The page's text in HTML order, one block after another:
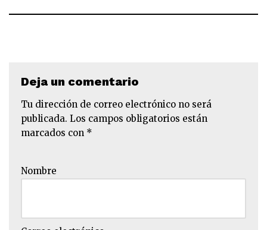
Deja un comentario
Tu dirección de correo electrónico no será
publicada. Los campos obligatorios están
marcados con *
Nombre